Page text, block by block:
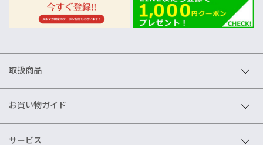
取扱商品
お買い物ガイド
サービス